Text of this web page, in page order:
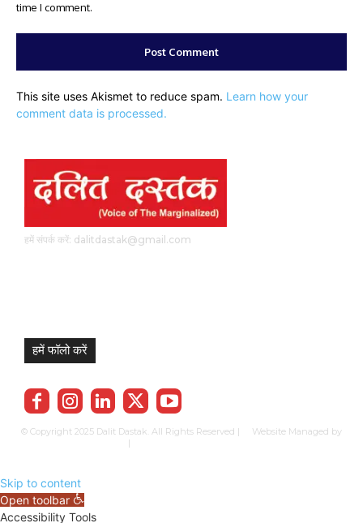
time I comment.
This site uses Akismet to reduce spam. Learn how your
comment data is processed.
हमें संपर्क करें: dalitdastak@gmail.com
हमें फॉलो करें
© Copyright 2025 Dalit Dastak. All Rights Reserved | Website Managed by
|
Skip to content
Open toolbar
Accessibility Tools